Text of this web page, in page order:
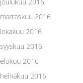
marraskuu 2016
lokakuu 2016
syyskuu 2016
elokuu 2016
heinäkuu 2016